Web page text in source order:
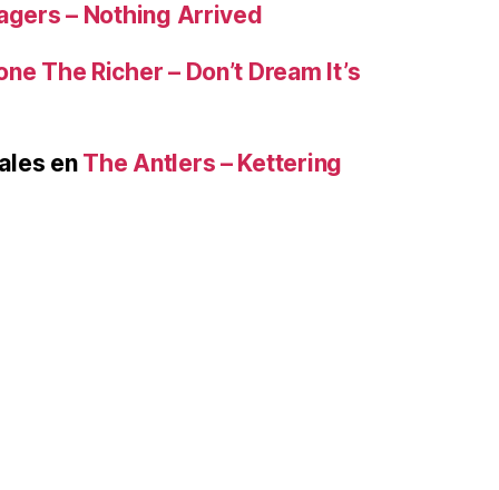
– Nothing Arrived
The Richer – Don’t Dream It’s
en The Antlers – Kettering